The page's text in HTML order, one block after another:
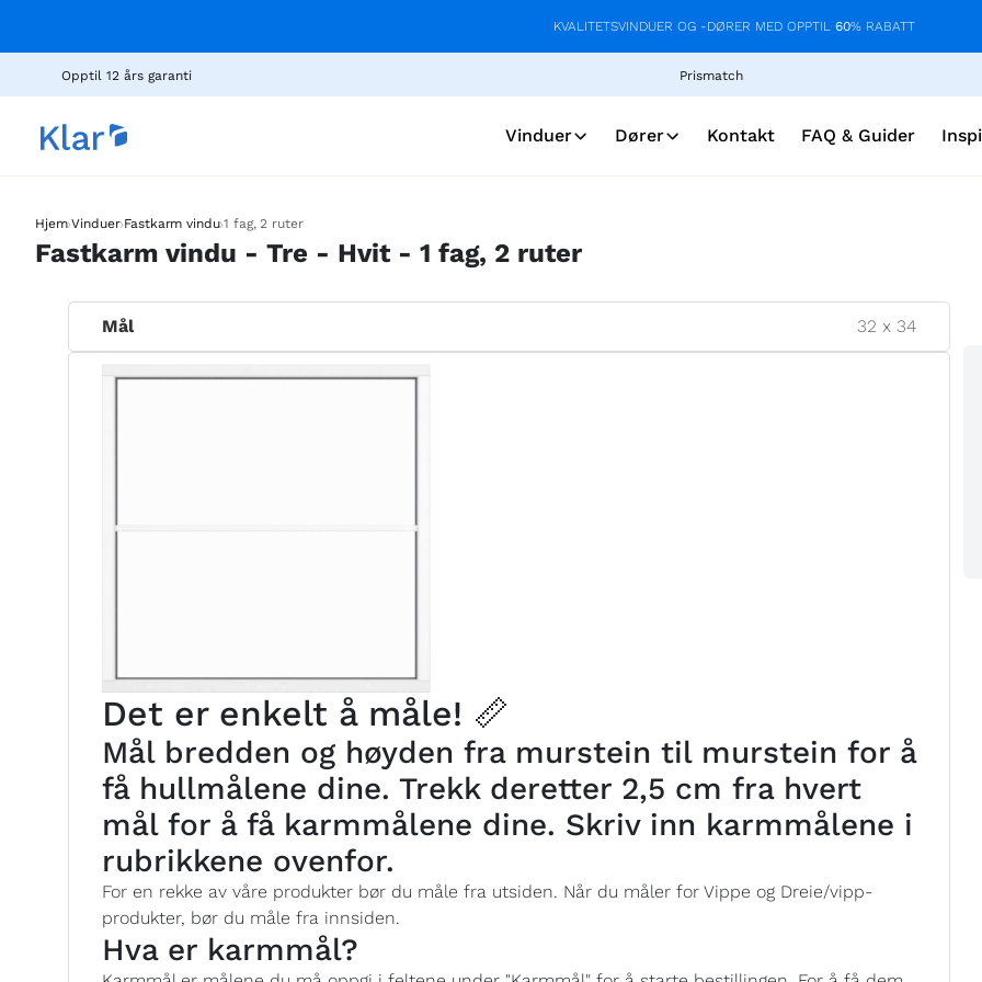
KVALITETSVINDUER OG -DØRER MED OPPTIL 60% RABATT
Opptil 12 års garanti Prismatch
Vinduer Dører Kontakt FAQ & Guider
Hjem›Vinduer›Fastkarm vindu›1 fag, 2 ruter
Fastkarm vindu - Tre - Hvit - 1 fag, 2 ruter
Mål 32 x 34
Det er enkelt å måle! 📏
Mål bredden og høyden fra murstein til murstein for å
få hullmålene dine. Trekk deretter 2,5 cm fra hvert
mål for å få karmmålene dine. Skriv inn karmmålene i
rubrikkene ovenfor.
For en rekke av våre produkter bør du måle fra utsiden. Når du måler for Vippe og Dreie/vipp-
produkter, bør du måle fra innsiden.
Hva er karmmål?